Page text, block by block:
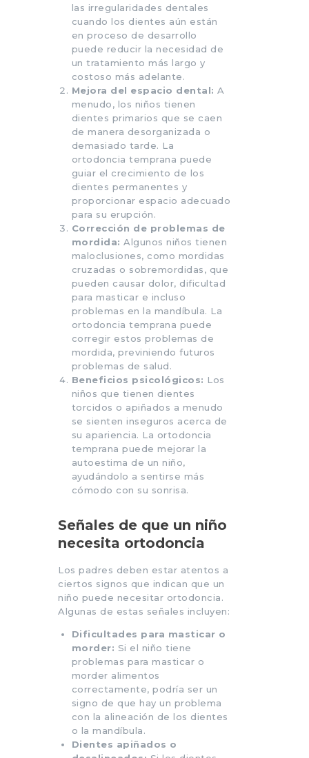
las irregularidades dentales
cuando los dientes aún están
en proceso de desarrollo
puede reducir la necesidad de
un tratamiento más largo y
costoso más adelante.
Mejora del espacio dental: A
menudo, los niños tienen
dientes primarios que se caen
de manera desorganizada o
demasiado tarde. La
ortodoncia temprana puede
guiar el crecimiento de los
dientes permanentes y
proporcionar espacio adecuado
para su erupción.
Corrección de problemas de
mordida: Algunos niños tienen
maloclusiones, como mordidas
cruzadas o sobremordidas, que
pueden causar dolor, dificultad
para masticar e incluso
problemas en la mandíbula. La
ortodoncia temprana puede
corregir estos problemas de
mordida, previniendo futuros
problemas de salud.
Beneficios psicológicos: Los
niños que tienen dientes
torcidos o apiñados a menudo
se sienten inseguros acerca de
su apariencia. La ortodoncia
temprana puede mejorar la
autoestima de un niño,
ayudándolo a sentirse más
cómodo con su sonrisa.
Señales de que un niño
necesita ortodoncia
Los padres deben estar atentos a
ciertos signos que indican que un
niño puede necesitar ortodoncia.
Algunas de estas señales incluyen:
Dificultades para masticar o
morder: Si el niño tiene
problemas para masticar o
morder alimentos
correctamente, podría ser un
signo de que hay un problema
con la alineación de los dientes
o la mandíbula.
Dientes apiñados o